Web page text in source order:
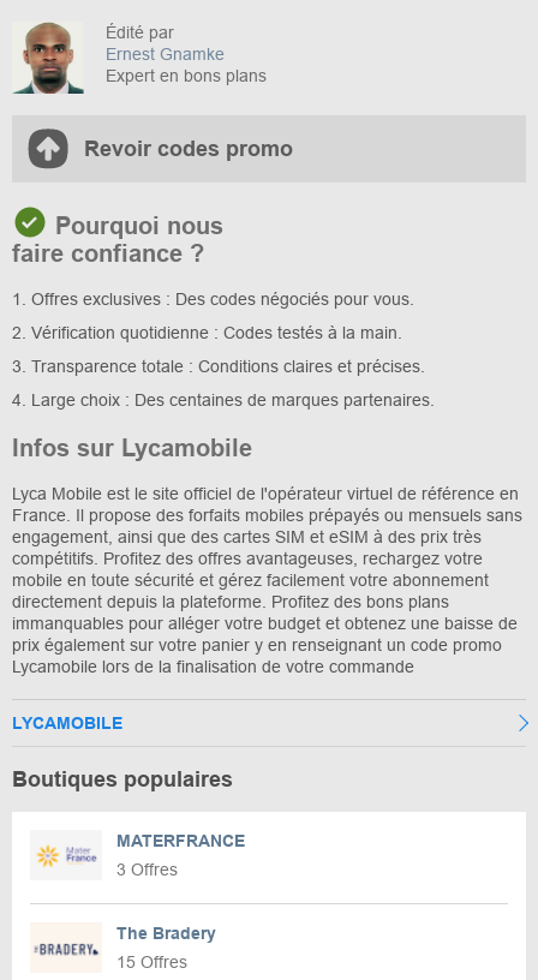
Édité par
Ernest Gnamke
Expert en bons plans
Revoir codes promo
Pourquoi nous
faire confiance ?
1. Offres exclusives : Des codes négociés pour vous.
2. Vérification quotidienne : Codes testés à la main.
3. Transparence totale : Conditions claires et précises.
4. Large choix : Des centaines de marques partenaires.
Infos sur Lycamobile
Lyca Mobile est le site officiel de l'opérateur virtuel de référence en
France. Il propose des forfaits mobiles prépayés ou mensuels sans
engagement, ainsi que des cartes SIM et eSIM à des prix très
compétitifs. Profitez des offres avantageuses, rechargez votre
mobile en toute sécurité et gérez facilement votre abonnement
directement depuis la plateforme. Profitez des bons plans
immanquables pour alléger votre budget et obtenez une baisse de
prix également sur votre panier y en renseignant un code promo
Lycamobile lors de la finalisation de votre commande
LYCAMOBILE
Boutiques populaires
MATERFRANCE
3 Offres
The Bradery
15 Offres